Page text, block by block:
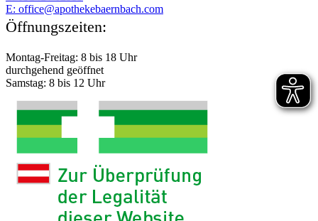
E: moc.hcabnreabekehtopa@eciffo
Öffnungszeiten:
Montag-Freitag: 8 bis 18 Uhr
durchgehend geöffnet
Samstag: 8 bis 12 Uhr